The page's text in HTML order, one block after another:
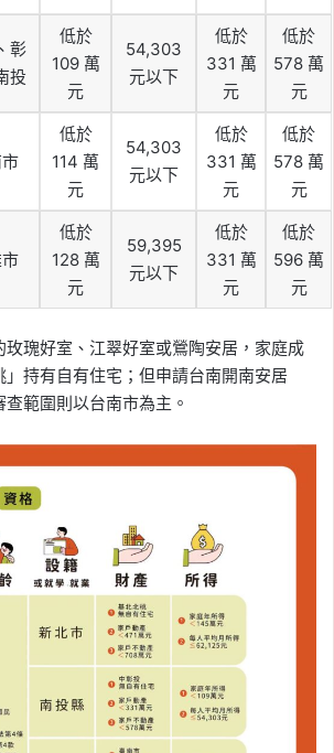
彰
投
低於
109 萬
元
54,303
元以下
低於
331 萬
元
低於
578 萬
元
低於
114 萬
元
54,303
元以下
低於
331 萬
元
低於
578 萬
元
低於
128 萬
元
59,395
元以下
低於
331 萬
元
低於
596 萬
元
瑰好室、江翠好室或鶯陶安居，家庭成
」持有自有住宅；但申請台南開南安居
範圍則以台南市為主。